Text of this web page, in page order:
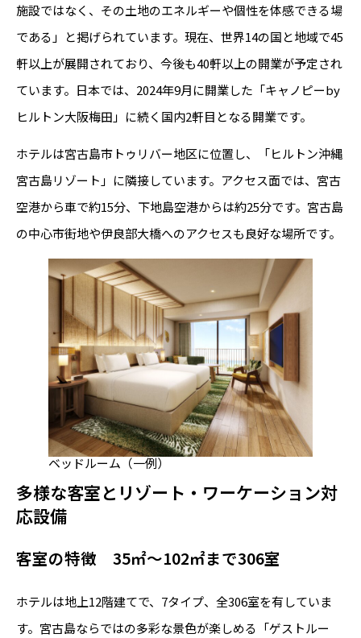
施設ではなく、その土地のエネルギーや個性を体感できる場
である」と掲げられています。現在、世界14の国と地域で45
軒以上が展開されており、今後も40軒以上の開業が予定され
ています。日本では、2024年9月に開業した「キャノピーby
ヒルトン大阪梅田」に続く国内2軒目となる開業です。
ホテルは宮古島市トゥリバー地区に位置し、「ヒルトン沖縄
宮古島リゾート」に隣接しています。アクセス面では、宮古
空港から車で約15分、下地島空港からは約25分です。宮古島
の中心市街地や伊良部大橋へのアクセスも良好な場所です。
ベッドルーム（一例）
多様な客室とリゾート・ワーケーション対
応設備
客室の特徴 35㎡～102㎡まで306室
ホテルは地上12階建てで、7タイプ、全306室を有していま
す。宮古島ならではの多彩な景色が楽しめる「ゲストルー